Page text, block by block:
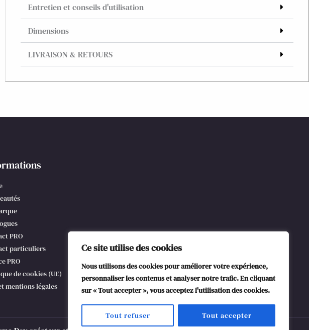
Ce site utilise des cookies
Nous utilisons des cookies pour améliorer votre expérience,
personnaliser les contenus et analyser notre trafic. En cliquant
sur « Tout accepter », vous acceptez l'utilisation des cookies.
Tout refuser Tout accepter
Entretien et conseils d'utilisation
Dimensions
LIVRAISON & RETOURS
PRO
particuliers
PRO
de cookies (UE)
mentions légales